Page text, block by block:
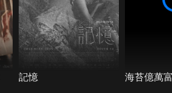
記憶 海苔億萬